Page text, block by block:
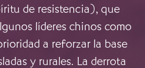
de resistencia), que
líderes chinos como
a reforzar la base
y rurales. La derrota